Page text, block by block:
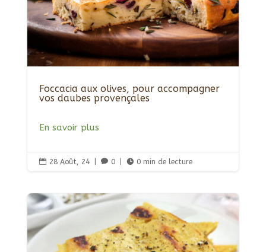
Foccacia aux olives, pour accompagner
vos daubes provençales
En savoir plus
 28 Août, 24  0  0 min de lecture